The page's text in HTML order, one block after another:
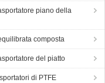
piano della
composta
del piatto
di PTFE